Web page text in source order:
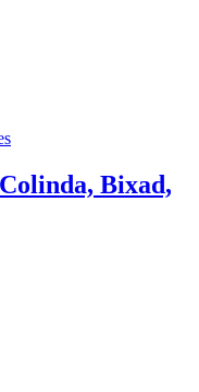
Bixad,